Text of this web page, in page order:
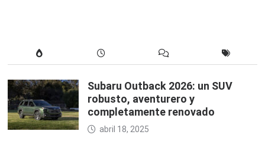
Subaru Outback 2026: un SUV
robusto, aventurero y
completamente renovado
abril 18, 2025